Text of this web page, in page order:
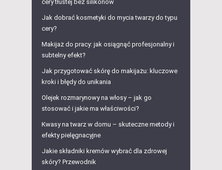
cery tłustej bez silikonów
Jak dobrać kosmetyki do mycia twarzy do typu
cery?
Makijaż do pracy: jak osiągnąć profesjonalny i
subtelny efekt?
Jak przygotować skórę do makijażu: kluczowe
kroki i błędy do unikania
Olejek rozmarynowy na włosy – jak go
stosować i jakie ma właściwości?
Kwasy na twarz w domu – skuteczne metody i
efekty pielęgnacyjne
Jakie składniki kremów wybrać dla zdrowej
skóry? Przewodnik